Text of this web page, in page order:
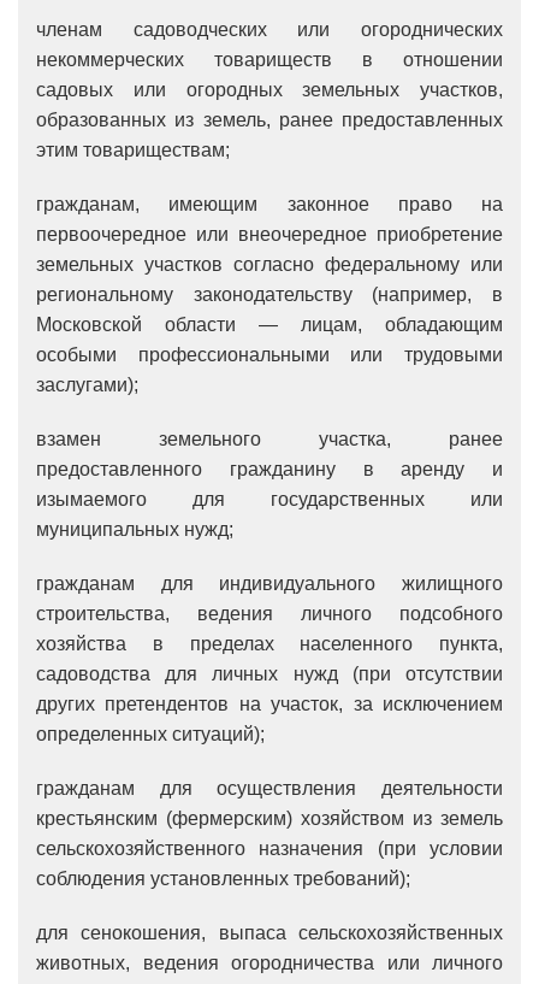
членам садоводческих или огороднических
некоммерческих товариществ в отношении
садовых или огородных земельных участков,
образованных из земель, ранее предоставленных
этим товариществам;
гражданам, имеющим законное право на
первоочередное или внеочередное приобретение
земельных участков согласно федеральному или
региональному законодательству (например, в
Московской области — лицам, обладающим
особыми профессиональными или трудовыми
заслугами);
взамен земельного участка, ранее
предоставленного гражданину в аренду и
изымаемого для государственных или
муниципальных нужд;
гражданам для индивидуального жилищного
строительства, ведения личного подсобного
хозяйства в пределах населенного пункта,
садоводства для личных нужд (при отсутствии
других претендентов на участок, за исключением
определенных ситуаций);
гражданам для осуществления деятельности
крестьянским (фермерским) хозяйством из земель
сельскохозяйственного назначения (при условии
соблюдения установленных требований);
для сенокошения, выпаса сельскохозяйственных
животных, ведения огородничества или личного